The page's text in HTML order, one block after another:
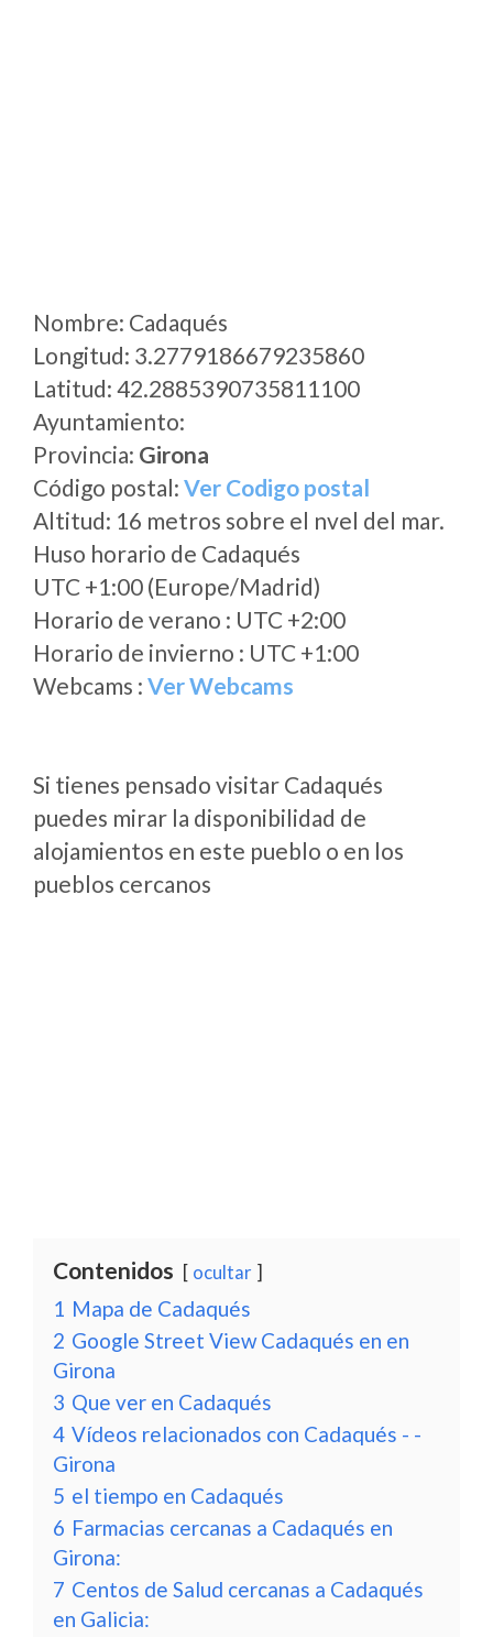
Nombre: Cadaqués
Longitud: 3.2779186679235860
Latitud: 42.2885390735811100
Ayuntamiento:
Provincia: Girona
Código postal: Ver Codigo postal
Altitud: 16 metros sobre el nvel del mar.
Huso horario de Cadaqués
UTC +1:00 (Europe/Madrid)
Horario de verano : UTC +2:00
Horario de invierno : UTC +1:00
Webcams : Ver Webcams
Si tienes pensado visitar Cadaqués
puedes mirar la disponibilidad de
alojamientos en este pueblo o en los
pueblos cercanos
Contenidos ocultar
1 Mapa de Cadaqués
2 Google Street View Cadaqués en en
Girona
3 Que ver en Cadaqués
4 Vídeos relacionados con Cadaqués - -
Girona
5 el tiempo en Cadaqués
6 Farmacias cercanas a Cadaqués en
Girona:
7 Centos de Salud cercanas a Cadaqués
en Galicia: